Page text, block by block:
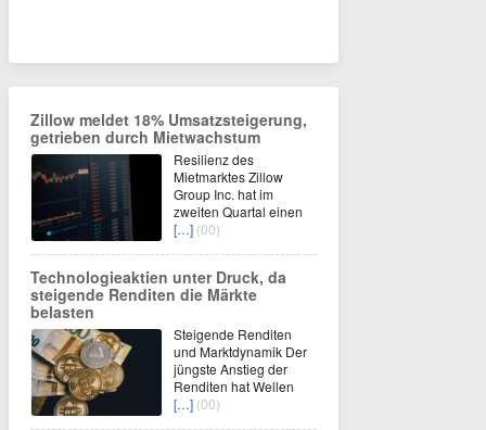
Zillow meldet 18% Umsatzsteigerung,
getrieben durch Mietwachstum
Resilienz des
Mietmarktes Zillow
Group Inc. hat im
zweiten Quartal einen
[…] (00)
Technologieaktien unter Druck, da
steigende Renditen die Märkte
belasten
Steigende Renditen
und Marktdynamik Der
jüngste Anstieg der
Renditen hat Wellen
[…] (00)